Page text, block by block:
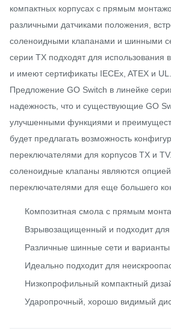
компактных корпусах с прямым
различными датчиками положения,
соленоидными клапанами и шинными
серии TX подходят для использования
и имеют сертификаты IECEx, ATEX и UL.
Предложение GO Switch в линейке
надежность, что и существующие GO
улучшенными функциями и
будет предлагать возможность
переключателями для корпусов TX и
соленоидные клапаны являются
переключателями для еще большего
Композитная смола с прямым
Взрывозащищенный и подходит для
Различные шинные сети и варианты
Идеально подходит для
Низкопрофильный компактный
Ударопрочный, хорошо видимый